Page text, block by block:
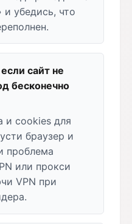
убедись, что
сайт не
бесконечно
и cookies для
браузер и
проблема
или прокси
VPN при